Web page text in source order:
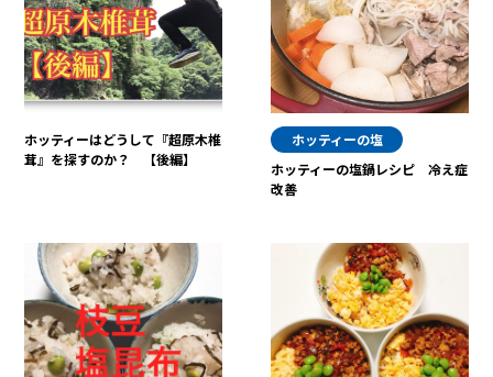
ホッティーはどうして『超原木椎
茸』を探すのか？ 【後編】
ホッティーの塩
ホッティーの塩鍋レシピ 冷え症
改善